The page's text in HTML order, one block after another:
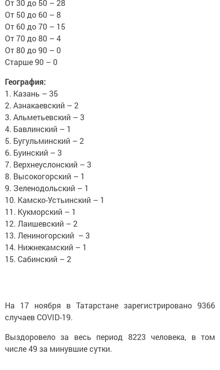
От 30 до 50 – 28
От 50 до 60 – 8
От 60 до 70 – 15
От 70 до 80 – 4
От 80 до 90 – 0
Старше 90 – 0
География:
1. Казань – 35
2. Азнакаевский – 2
3. Альметьевский – 3
4. Бавлинский – 1
5. Бугульминский – 2
6. Буинский – 3
7. Верхнеуслонский – 3
8. Высокогорский – 1
9. Зеленодольский – 1
10. Камско-Устьинский – 1
11. Кукморский – 1
12. Лаишевский – 2
13. Лениногорский – 3
14. Нижнекамский – 1
15. Сабинский – 2
На 17 ноября в Татарстане зарегистрировано 9366
случаев COVID-19.
Выздоровело за весь период 8223 человека, в том
числе 49 за минувшие сутки.